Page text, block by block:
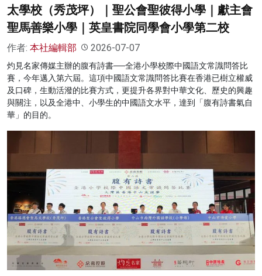
太學校（秀茂坪）｜聖公會聖彼得小學｜獻主會
聖馬善樂小學｜英皇書院同學會小學第二校
作者: 本社編輯部 2026-07-07
灼見名家傳媒主辦的腹有詩書──全港小學校際中國語文常識問答比
賽，今年邁入第六屆。這項中國語文常識問答比賽在香港已樹立權威
及口碑，生動活潑的比賽方式，更提升各界對中華文化、歷史的興趣
與關注，以及全港中、小學生的中國語文水平，達到「腹有詩書氣自
華」的目的。